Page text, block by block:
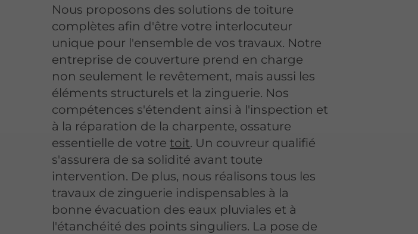
Nous proposons des solutions de toiture
complètes afin d'être votre interlocuteur
unique pour l'ensemble de vos travaux. Notre
entreprise de couverture prend en charge
non seulement le revêtement, mais aussi les
éléments structurels et la zinguerie. Nos
compétences s'étendent ainsi à l'inspection et
à la réparation de la charpente, ossature
essentielle de votretoit. Un couvreur qualifié
s'assurera de sa solidité avant toute
intervention. De plus, nous réalisons tous les
travaux de zinguerie indispensables à la
bonne évacuation des eaux pluviales et à
l'étanchéité des points singuliers. La pose de